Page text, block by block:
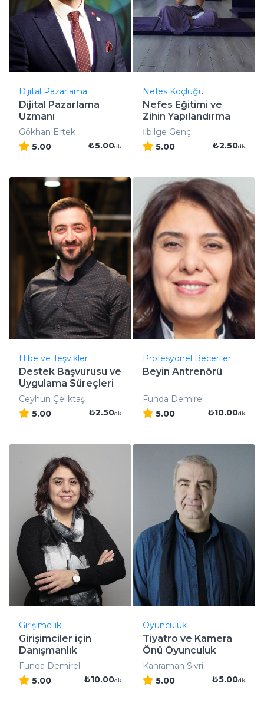
Dijital Pazarlama
Dijital Pazarlama
Uzmanı
Gökhan Ertek
5.00
₺5.00dk
Nefes Koçluğu
Nefes Eğitimi ve
Zihin Yapılandırma
İlbilge Genç
5.00
₺2.50dk
Hibe ve Teşvikler
Destek Başvurusu ve
Uygulama Süreçleri
Ceyhun Çeliktaş
5.00
₺2.50dk
Profesyonel Beceriler
Beyin Antrenörü
Funda Demirel
5.00
₺10.00dk
Girişimcilik
Girişimciler için
Danışmanlık
Funda Demirel
5.00
₺10.00dk
Oyunculuk
Tiyatro ve Kamera
Önü Oyunculuk
Eğitimi
Kahraman Sivri
5.00
₺5.00dk